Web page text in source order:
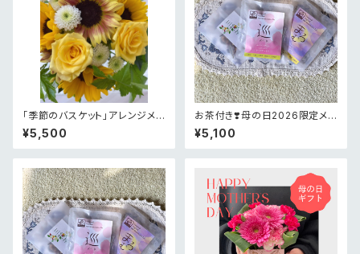
「季節のバスケット」アレンジメン
ト¥5,000
¥5,500
お茶付き❣️母の日2026限定メル
シーピンクアレンジメント
¥5,100